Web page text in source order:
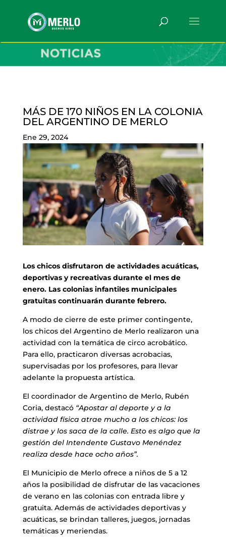
MÁS DE 170 NIÑOS EN LA COLONIA
DEL ARGENTINO DE MERLO
Ene 29, 2024
Los chicos disfrutaron de actividades acuáticas,
deportivas y recreativas durante el mes de
enero. Las colonias infantiles municipales
gratuitas continuarán durante febrero.
A modo de cierre de este primer contingente,
los chicos del Argentino de Merlo realizaron una
actividad con la temática de circo acrobático.
Para ello, practicaron diversas acrobacias,
supervisadas por los profesores, para llevar
adelante la propuesta artística.
El coordinador de Argentino de Merlo, Rubén
Coria, destacó “Apostar al deporte y a la
actividad física atrae mucho a los chicos: los
distrae y los saca de la calle. Esto es algo que la
gestión del Intendente Gustavo Menéndez
realiza desde hace ocho años”.
El Municipio de Merlo ofrece a niños de 5 a 12
años la posibilidad de disfrutar de las vacaciones
de verano en las colonias con entrada libre y
gratuita. Además de actividades deportivas y
acuáticas, se brindan talleres, juegos, jornadas
temáticas y meriendas.